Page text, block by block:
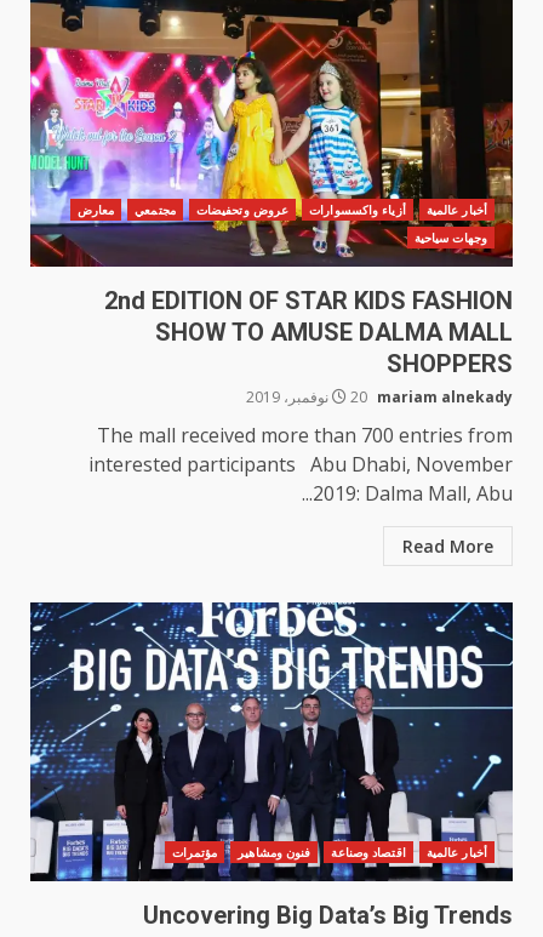
أخبار عالمية أزياء واكسسوارات عروض وتحفيضات مجتمعي
معارض
وجهات سياحية
2nd EDITION OF STAR KIDS FASHION
SHOW TO AMUSE DALMA MALL
SHOPPERS
mariam alnekady 20 نوفمبر، 2019
The mall received more than 700 entries from
interested participants Abu Dhabi, November
2019: Dalma Mall, Abu...
Read More
أخبار عالمية اقتصاد وصناعة فنون ومشاهير مؤتمرات
Uncovering Big Data’s Big Trends